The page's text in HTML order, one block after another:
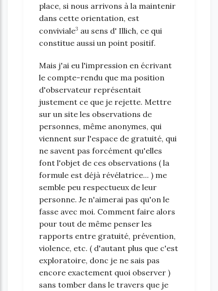
place, si nous arrivons à la maintenir
dans cette orientation, est
conviviale3 au sens d' Illich, ce qui
constitue aussi un point positif.
Mais j'ai eu l'impression en écrivant
le compte-rendu que ma position
d'observateur représentait
justement ce que je rejette. Mettre
sur un site les observations de
personnes, même anonymes, qui
viennent sur l'espace de gratuité, qui
ne savent pas forcément qu'elles
font l'objet de ces observations ( la
formule est déjà révélatrice... ) me
semble peu respectueux de leur
personne. Je n'aimerai pas qu'on le
fasse avec moi. Comment faire alors
pour tout de même penser les
rapports entre gratuité, prévention,
violence, etc. ( d'autant plus que c'est
exploratoire, donc je ne sais pas
encore exactement quoi observer )
sans tomber dans le travers que je